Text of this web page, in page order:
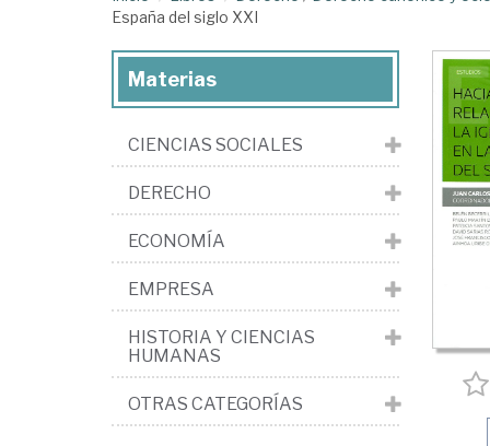
España del siglo XXI
Materias
CIENCIAS SOCIALES
DERECHO
ECONOMÍA
EMPRESA
HISTORIA Y CIENCIAS
HUMANAS
OTRAS CATEGORÍAS